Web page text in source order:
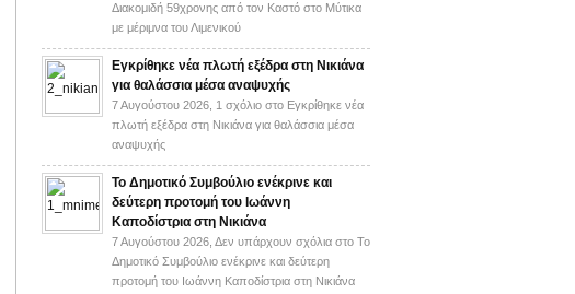
Διακομιδή 59χρονης από τον Καστό στο Μύτικα
με μέριμνα του Λιμενικού
Εγκρίθηκε νέα πλωτή εξέδρα στη Νικιάνα
για θαλάσσια μέσα αναψυχής
7 Αυγούστου 2026, 1 σχόλιο στο Εγκρίθηκε νέα
πλωτή εξέδρα στη Νικιάνα για θαλάσσια μέσα
αναψυχής
Το Δημοτικό Συμβούλιο ενέκρινε και
δεύτερη προτομή του Ιωάννη
Καποδίστρια στη Νικιάνα
7 Αυγούστου 2026, Δεν υπάρχουν σχόλια στο Το
Δημοτικό Συμβούλιο ενέκρινε και δεύτερη
προτομή του Ιωάννη Καποδίστρια στη Νικιάνα